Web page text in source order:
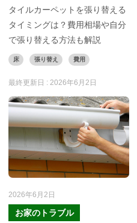
タイルカーペットを張り替える
タイミングは？費用相場や自分
で張り替える方法も解説
床 張り替え 費用
最終更新日 : 2026年6月2日
2026年6月2日
お家のトラブル